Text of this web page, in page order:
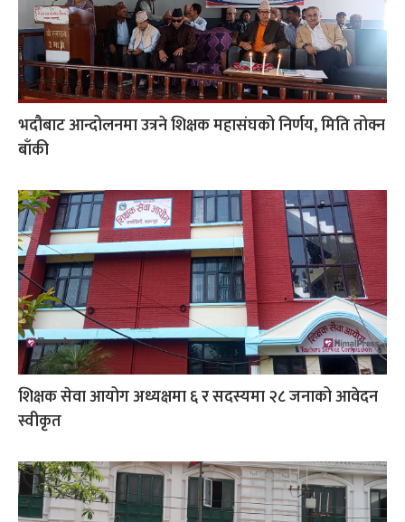
भदौबाट आन्दोलनमा उत्रने शिक्षक महासंघको निर्णय, मिति तोक्न
बाँकी
शिक्षक सेवा आयोग अध्यक्षमा ६ र सदस्यमा २८ जनाको आवेदन
स्वीकृत